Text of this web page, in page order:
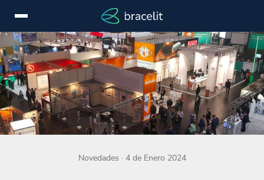
Iniciar
sesión
EN
Servicios
Dispositivos
Novedades · 4 de Enero 2024